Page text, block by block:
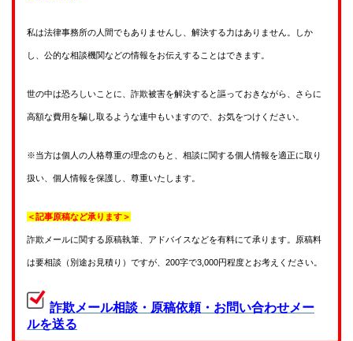
私は法律事務所の人間でもありませんし、解決する力はありません。しか
し、公的な相談機関などの情報をお伝えすることはできます。
世の中は恐ろしいことに、詐欺被害を解決すると謳っておきながら、さらに
高額な費用を騙し取るような連中もいますので、お気をつけください。
※当方は個人の人格尊重の理念のもと、相談に関する個人情報を適正に取り
扱い、個人情報を保護し、尊重いたします。
＜記事原稿など承ります＞
詐欺メールに関する原稿執筆、アドバイスなどを有料にて承ります。原稿料
は要相談（別途お見積り）ですが、200字で3,000円程度とお考えください。
詐欺メール相談・原稿依頼・お問い合わせメー
ルを送る